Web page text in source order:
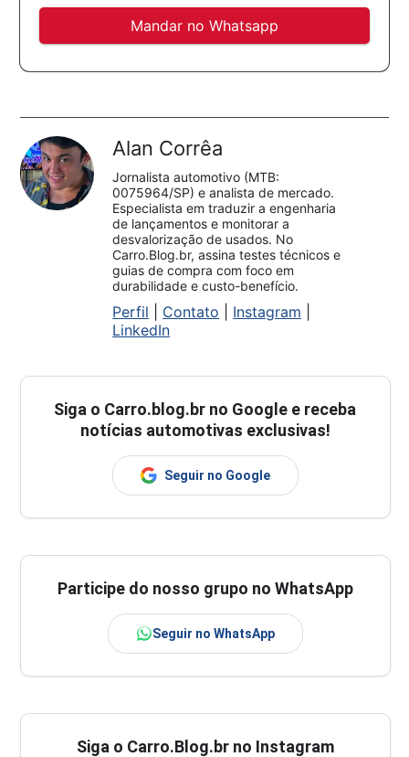
Mandar no Whatsapp
Alan Corrêa
Jornalista automotivo (MTB:
0075964/SP) e analista de mercado.
Especialista em traduzir a engenharia
de lançamentos e monitorar a
desvalorização de usados. No
Carro.Blog.br, assina testes técnicos e
guias de compra com foco em
durabilidade e custo-benefício.
Perfil Contato Instagram
LinkedIn
Siga o Carro.blog.br no Google e receba
notícias automotivas exclusivas!
Seguir no Google
Participe do nosso grupo no WhatsApp
Seguir no WhatsApp
Siga o Carro.Blog.br no Instagram